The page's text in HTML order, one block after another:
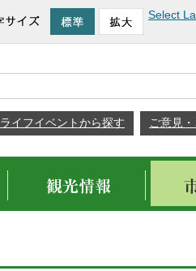
Select
ライフイベントから探す ご意見